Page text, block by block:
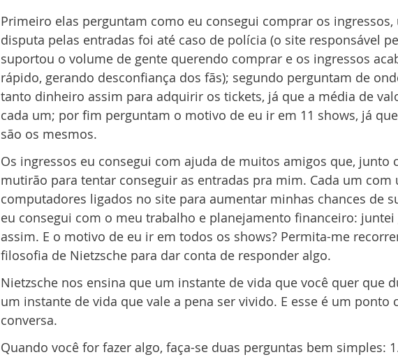
Primeiro elas perguntam como eu consegui comprar os ingressos,
disputa pelas entradas foi até caso de polícia (o site responsável
suportou o volume de gente querendo comprar e os ingressos
rápido, gerando desconfiança dos fãs); segundo perguntam de
tanto dinheiro assim para adquirir os tickets, já que a média de
cada um; por fim perguntam o motivo de eu ir em 11 shows, já
são os mesmos.
Os ingressos eu consegui com ajuda de muitos amigos que, junto
mutirão para tentar conseguir as entradas pra mim. Cada um com
computadores ligados no site para aumentar minhas chances de
eu consegui com o meu trabalho e planejamento financeiro: juntei
assim. E o motivo de eu ir em todos os shows? Permita-me
filosofia de Nietzsche para dar conta de responder algo.
Nietzsche nos ensina que um instante de vida que você quer que
um instante de vida que vale a pena ser vivido. E esse é um ponto
conversa.
Quando você for fazer algo, faça-se duas perguntas bem simples: